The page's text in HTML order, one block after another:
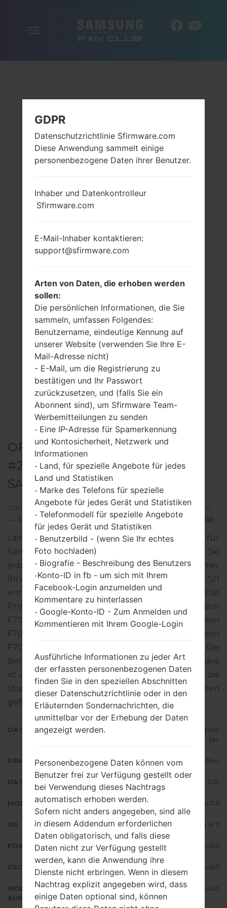
OFFIZIELLER FIRMWARE
#209211 FÜR SM-F707U1 -
SAMSUNGGALAXY Z FLIP 5G
Startseite →Galaxy Z Flip 5G →SamsungSM-F707U1
→ SM-F707U1_1_20210127134334_g746frlmsb_fac.zip
Laden Sie das neueste Firmware-Update für
Samsung Galaxy Z Flip 5G herunter. Vergessen Sie
jedoch nicht zu überprüfen, ob die Modellnummer
Ihres Smartphones dem angegebenen SM-F707U1
entspricht. Der Firmware-Code ACG ist für USA. Das
Produkt wird mit der PDA-Version
F707U1UES1BUA3 und CSC-Version
F707U1OYM1BUA3, MODEM-Version
F707U1UES1BUA3 geliefert. Die
Betriebssystemversion der angegebenen Firmware
ist Android R 11. Detalierte Anleitung, wie man die
Standart - Firmware auf Samsung-Geräten
geflascht wird,gibt es hier
DATEINAME
SM-F707U1_1_20210127134334_g746
frlmsb_fac
FIRMWARE TYP 4 files
DATEIGRÖSSE 5.25 GiB
MODELL Samsung SM-F707U1
OS Android R 11
PDA/AP AUSFÜHRUNG F707U1UES1BUA3
CSC AUSFÜHRUNG F707U1OYM1BUA3
MODEM/CP
AUSFÜHRUNG
F707U1UES1BUA3
GDPR
Datenschutzrichtlinie Sfirmware.com
Diese Anwendung sammelt einige
personenbezogene Daten ihrer Benutzer.
Inhaber und Datenkontrolleur
Sfirmware.com
E-Mail-Inhaber kontaktieren:
support@sfirmware.com
Arten von Daten, die erhoben werden
sollen:
Die persönlichen Informationen, die Sie
sammeln, umfassen Folgendes:
Benutzername, eindeutige Kennung auf
unserer Website (verwenden Sie Ihre E-
Mail-Adresse nicht)
- E-Mail, um die Registrierung zu
bestätigen und Ihr Passwort
zurückzusetzen, und (falls Sie ein
Abonnent sind), um Sfirmware Team-
Werbemitteilungen zu senden
- Eine IP-Adresse für Spamerkennung
und Kontosicherheit, Netzwerk und
Informationen
- Land, für spezielle Angebote für jedes
Land und Statistiken
- Marke des Telefons für spezielle
Angebote für jedes Gerät und Statistiken
- Telefonmodell für spezielle Angebote
für jedes Gerät und Statistiken
- Benutzerbild - (wenn Sie Ihr echtes
Foto hochladen)
- Biografie - Beschreibung des Benutzers
-Konto-ID in fb - um sich mit Ihrem
Facebook-Login anzumelden und
Kommentare zu hinterlassen
- Google-Konto-ID - Zum Anmelden und
Kommentieren mit Ihrem Google-Login
Ausführliche Informationen zu jeder Art
der erfassten personenbezogenen Daten
finden Sie in den speziellen Abschnitten
dieser Datenschutzrichtlinie oder in den
Erläuternden Sondernachrichten, die
unmittelbar vor der Erhebung der Daten
angezeigt werden.
Personenbezogene Daten können vom
Benutzer frei zur Verfügung gestellt oder
bei Verwendung dieses Nachtrags
automatisch erhoben werden.
Sofern nicht anders angegeben, sind alle
in diesem Addendum erforderlichen
Daten obligatorisch, und falls diese
Daten nicht zur Verfügung gestellt
werden, kann die Anwendung ihre
Dienste nicht erbringen. Wenn in diesem
Nachtrag explizit angegeben wird, dass
einige Daten optional sind, können